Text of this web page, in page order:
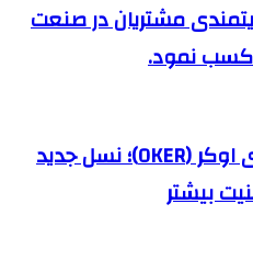
مشتریان در صنعت
کسب نمود.
معرفی کرکره فولادی اوکر (OKER)؛ نسل جدید
بیشتر